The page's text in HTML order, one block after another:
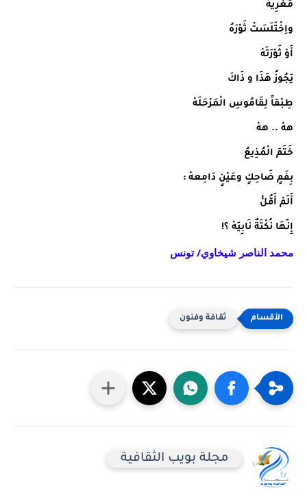
مُغْرِيهْ
واِخْتَلَسَتْ ثَوْرَهُ
أَوْ ثَوْرَتَهْ
يَجُوزُ هَذَا و ذَاكَ
طِبْقاً لِقَامُوسِ الْمَرْحَلَهْ
ههْ .. ههْ
خَتَمَ الْمُذِيعُ
بِفَمٍ ضَاحِكٍ وعَيْنٍ دَامِعهْ :
أَلَمْ أَقُلْْ
إِنّهَا نُكْتَةٌ نَابِيَهْ ؟!
محمد الناصر شيخاوي/ تونس
ثقافة وفنون
مجلة بويب الثقافية